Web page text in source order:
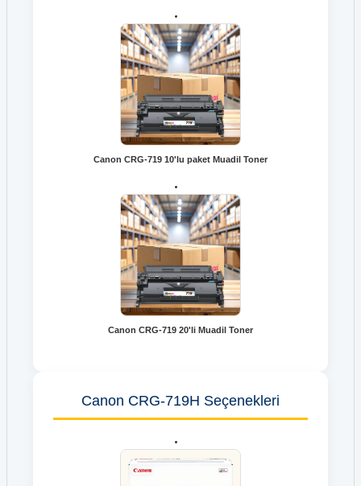
Canon CRG-719 10'lu paket Muadil Toner
Canon CRG-719 20'li Muadil Toner
Canon CRG-719H Seçenekleri